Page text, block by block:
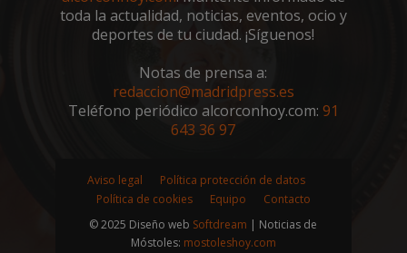
toda la actualidad, noticias, eventos, ocio y
deportes de tu ciudad. ¡Síguenos!
Notas de prensa a:
redaccion@madridpress.es
Teléfono periódico alcorconhoy.com: 91
643 36 97
Aviso legal
Política protección de datos
Política de cookies
Equipo
Contacto
© 2025 Diseño web Softdream | Noticias de
Móstoles: mostoleshoy.com
CookieScriptConsent
CookieScript